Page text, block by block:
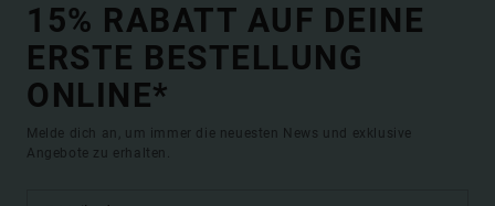
15% RABATT AUF DEINE
ERSTE BESTELLUNG
ONLINE*
Melde dich an, um immer die neuesten News und exklusive
Angebote zu erhalten.